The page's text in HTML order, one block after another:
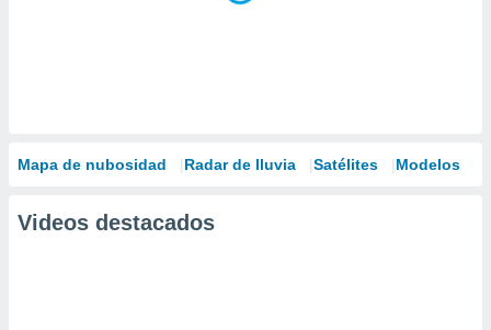
Mapa de nubosidad Radar de lluvia Satélites Modelos
Videos destacados